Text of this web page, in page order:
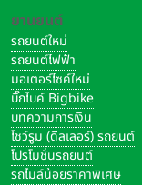
ยานยนต์
รถยนต์ใหม่
รถยนต์ไฟฟ้า
มอเตอร์ไซค์ใหม่
บิ๊กไบค์ Bigbike
บทความการเงิน
โชว์รูม (ดีลเลอร์) รถยนต์
โปรโมชั่นรถยนต์
รถไมล์น้อยราคาพิเศษ